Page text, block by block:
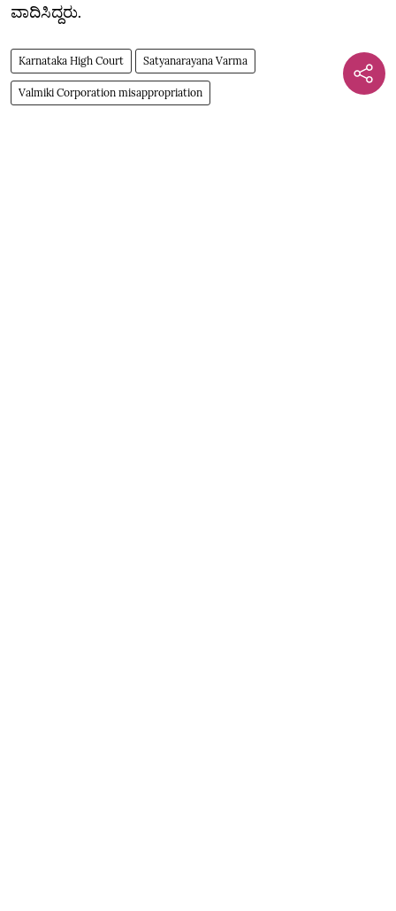
ವಾದಿಸಿದ್ದರು.
Karnataka High Court Satyanarayana Varma
Valmiki Corporation misappropriation